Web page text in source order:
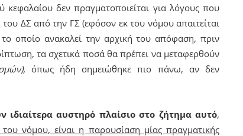
δεν πραγματοποιείται για λόγους που
ΔΣ από την ΓΣ (εφόσον εκ του νόμου απαιτείται
οποίο ανακαλεί την αρχική του απόφαση, πριν
τα σχετικά ποσά θα πρέπει να μεταφερθούν
όπως ήδη σημειώθηκε πιο πάνω, αν δεν
ιδιαίτερα αυστηρό πλαίσιο στο ζήτημα αυτό,
του νόμου, είναι η παρουσίαση μίας πραγματικής